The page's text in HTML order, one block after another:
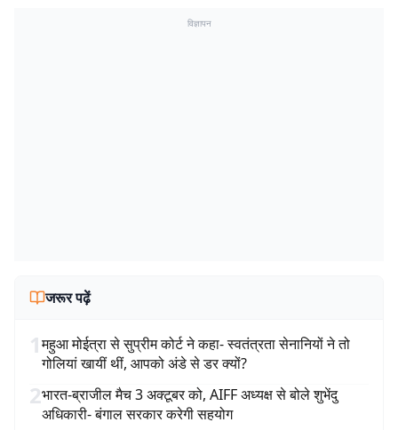
विज्ञापन
जरूर पढ़ें
1महुआ मोईत्रा से सुप्रीम कोर्ट ने कहा- स्वतंत्रता सेनानियों ने तो
गोलियां खायीं थीं, आपको अंडे से डर क्यों?
2भारत-ब्राजील मैच 3 अक्टूबर को, AIFF अध्यक्ष से बोले शुभेंदु
अधिकारी- बंगाल सरकार करेगी सहयोग